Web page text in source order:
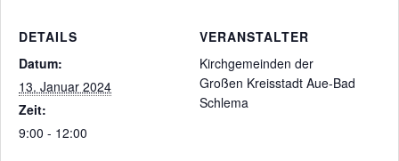
DETAILS
Datum:
13. Januar 2024
Zeit:
9:00 - 12:00
VERANSTALTER
Kirchgemeinden der
Großen Kreisstadt Aue-Bad
Schlema